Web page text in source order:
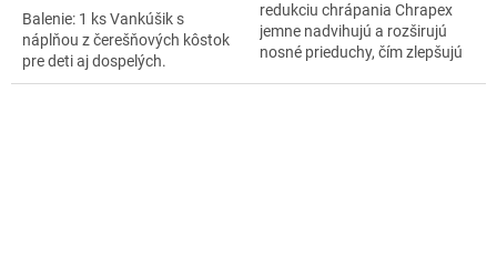
Balenie: 1 ks Vankúšik s
náplňou z čerešňových kôstok
pre deti aj dospelých.
redukciu chrápania Chrapex
jemne nadvihujú a rozširujú
nosné prieduchy, čím zlepšujú